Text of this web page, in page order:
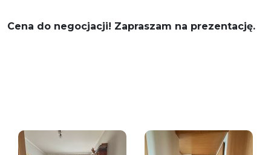
Cena do negocjacji! Zapraszam na prezentację.